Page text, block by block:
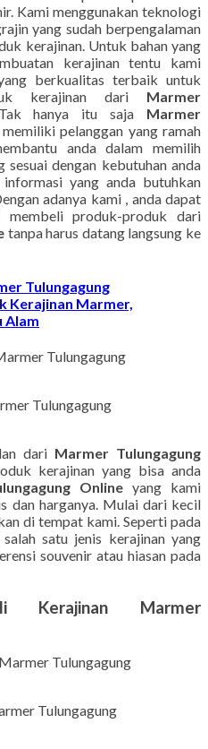
Kami menggunakan teknologi
yang sudah berpengalaman
kerajinan. Untuk bahan yang
kerajinan tentu kami
berkualitas terbaik untuk
kerajinan dari Marmer
hanya itu saja Marmer
pelanggan yang ramah
anda dalam memilih
dengan kebutuhan anda
yang anda butuhkan
adanya kami , anda dapat
membeli produk-produk dari
tanpa harus datang langsung ke
Tulungagung
Kerajinan Marmer,
Alam
Tulungagung
dari Marmer Tulungagung
kerajinan yang bisa anda
Onlineyang kami
dan harganya. Mulai dari kecil
di tempat kami. Seperti pada
satu jenis kerajinan yang
souvenir atau hiasan pada
Kerajinan Marmer
Tulungagung